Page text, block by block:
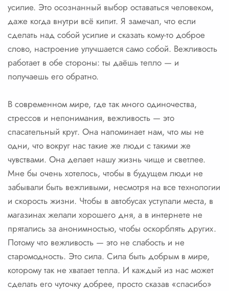
усилие. Это осознанный выбор оставаться человеком,
даже когда внутри всё кипит. Я замечал, что если
сделать над собой усилие и сказать кому-то доброе
слово, настроение улучшается само собой. Вежливость
работает в обе стороны: ты даёшь тепло — и
получаешь его обратно.
В современном мире, где так много одиночества,
стрессов и непонимания, вежливость — это
спасательный круг. Она напоминает нам, что мы не
одни, что вокруг нас такие же люди с такими же
чувствами. Она делает нашу жизнь чище и светлее.
Мне бы очень хотелось, чтобы в будущем люди не
забывали быть вежливыми, несмотря на все технологии
и скорость жизни. Чтобы в автобусах уступали места, в
магазинах желали хорошего дня, а в интернете не
прятались за анонимностью, чтобы оскорблять других.
Потому что вежливость — это не слабость и не
старомодность. Это сила. Сила быть добрым в мире,
которому так не хватает тепла. И каждый из нас может
сделать его чуточку добрее, просто сказав «спасибо»